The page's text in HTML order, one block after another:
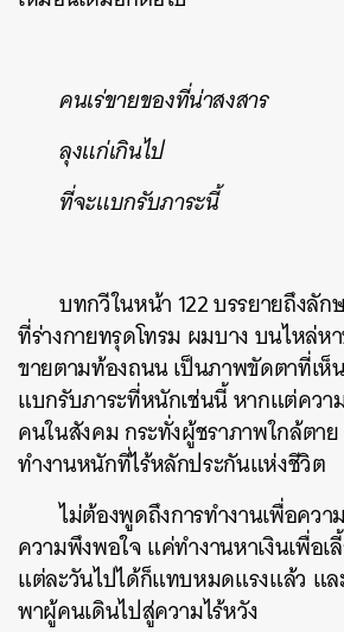
คนเร่ขายของที่น่าสงสาร
ลุงแก่เกินไป
ที่จะแบกรับภาระนี้
บทกวีในหน้า 122 บรรยายถึงลั
ที่ร่างกายทรุดโทรม ผมบาง บนไหล่ห
ขายตามท้องถนน เป็นภาพขัดตาที่เห็
แบกรับภาระที่หนักเช่นนี้ หากแต่ควา
คนในสังคม กระทั่งผู้ชราภาพใกล้ตา
ทำงานหนักที่ไร้หลักประกันแห่งชีวิต
ไม่ต้องพูดถึงการทำงานเพื่อควา
ความพึงพอใจ แค่ทำงานหาเงินเพื่อ
แต่ละวันไปได้ก็แทบหมดแรงแล้ว แล
พาผู้คนเดินไปสู่ความไร้หวัง
SHARE TWEET LINE